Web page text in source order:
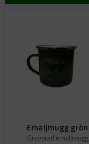
Emaljmugg grön
Graverad emaljmugg